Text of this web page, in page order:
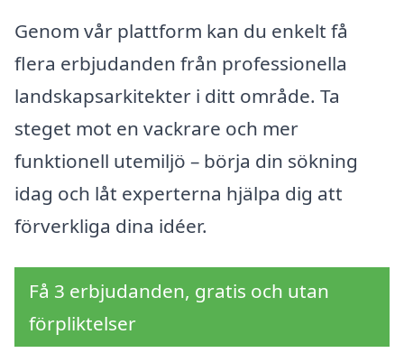
Genom vår plattform kan du enkelt få
flera erbjudanden från professionella
landskapsarkitekter i ditt område. Ta
steget mot en vackrare och mer
funktionell utemiljö – börja din sökning
idag och låt experterna hjälpa dig att
förverkliga dina idéer.
Få 3 erbjudanden, gratis och utan
förpliktelser